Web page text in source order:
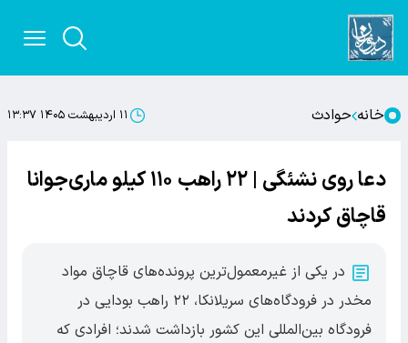
خانه حوادث ۱۱ اردیبهشت ۱۴۰۵ ۱۳:۳۷
دعا روی نشئگی | ۲۲ راهب ۱۱۰ کیلو مار‌ی‌جوانا
قاچاق کردند
در یکی از غیرمعمول‌ترین پرونده‌های قاچاق مواد
مخدر در فرودگاه‌های سریلانکا، ۲۲ راهب بودایی در
فرودگاه بین‌المللی این کشور بازداشت شدند؛ افرادی که